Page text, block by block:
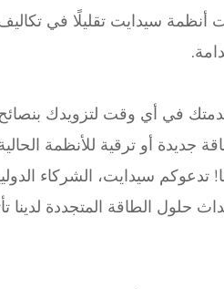
لخدمتك في أي وقت لتزويدك
أو ترقية للأنظمة
سيدايت، الشركاء
حلول الطاقة المتجددة